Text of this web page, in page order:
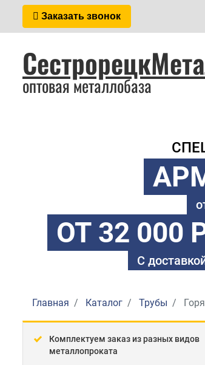
Заказать звонок
оптовая металлобаза
ОТ 32 000
С
Главная Каталог Трубы
Комплектуем заказ из разных видов
металлопроката